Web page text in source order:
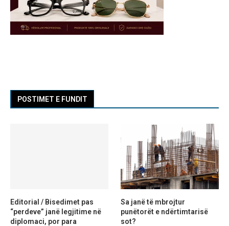
POSTIMET E FUNDIT
Editorial / Bisedimet pas
“perdeve” janë legjitime në
diplomaci, por para
Sa janë të mbrojtur
punëtorët e ndërtimtarisë
sot?